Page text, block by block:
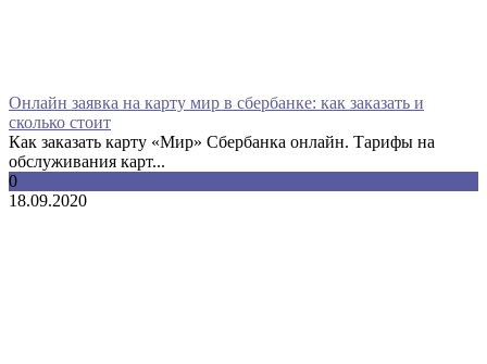
Онлайн заявка на карту мир в сбербанке: как заказать и
сколько стоит
Как заказать карту «Мир» Сбербанка онлайн. Тарифы на
обслуживания карт...
0
18.09.2020